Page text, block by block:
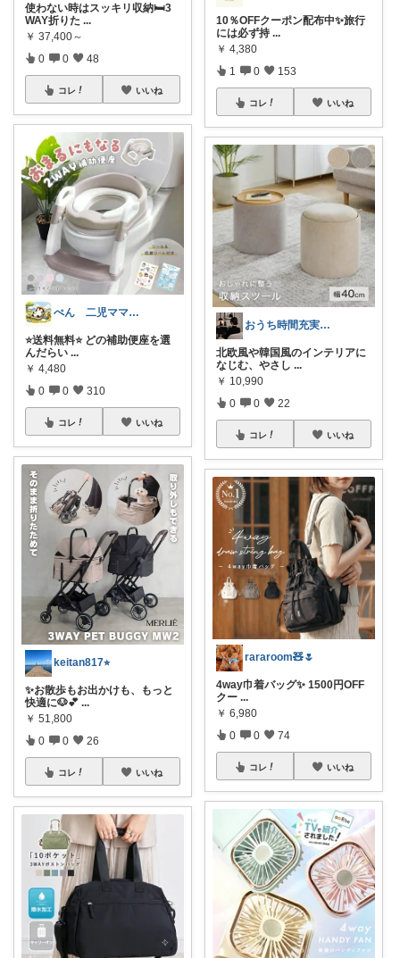
使わない時はスッキリ収納🛏️3
WAY折りた ...
￥ 37,400～
0 0 48
コレ いいね
ぺん 二児ママ ゆるんとライフ
⭐️送料無料⭐️ どの補助便座を選
んだらい ...
￥ 4,480
0 0 310
コレ いいね
keitan817⭐︎
✨お散歩もお出かけも、もっと
快適に🐶💕 ...
￥ 51,800
0 0 26
コレ いいね
10％OFFクーポン配布中✨旅行
には必ず持 ...
￥ 4,380
1 0 153
コレ いいね
おうち時間充実★okamoto Room
北欧風や韓国風のインテリアに
なじむ、やさし ...
￥ 10,990
0 0 22
コレ いいね
rararoom🧸🌷
4way巾着バッグ✨ 1500円OFF
クー ...
￥ 6,980
0 0 74
コレ いいね